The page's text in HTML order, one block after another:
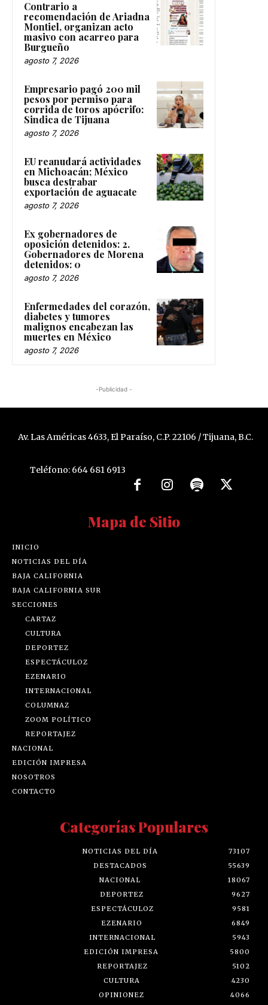
Contrario a
recomendación de Ariadna
Montiel, organizan acto
masivo con acarreo para
Burgueño
agosto 7, 2026
Empresario pagó 200 mil
pesos por permiso para
corrida de toros apócrifo:
Sindica de Tijuana
agosto 7, 2026
EU reanudará actividades
en Michoacán; México
busca destrabar
exportación de aguacate
agosto 7, 2026
Ex gobernadores de
oposición detenidos: 2.
Gobernadores de Morena
detenidos: 0
agosto 7, 2026
Enfermedades del corazón,
diabetes y tumores
malignos encabezan las
muertes en México
agosto 7, 2026
-Publicidad -
Av. Las Américas 4633, El Paraíso, C.P. 22106 / Tijuana, B.C.
Teléfono: 664 681 6913
Mapa de Sitio
INICIO
NOTICIAS DEL DÍA
BAJA CALIFORNIA
BAJA CALIFORNIA SUR
SECCIONES
CARTAZ
CULTURA
DEPORTEZ
ESPECTÁCULOZ
EZENARIO
INTERNACIONAL
COLUMNAZ
ZOOM POLÍTICO
REPORTAJEZ
NACIONAL
EDICIÓN IMPRESA
NOSOTROS
CONTACTO
Categorías Populares
NOTICIAS DEL DÍA
73107
DESTACADOS
55639
NACIONAL
18067
DEPORTEZ
9627
ESPECTÁCULOZ
9581
EZENARIO
6849
INTERNACIONAL
5943
EDICIÓN IMPRESA
5800
REPORTAJEZ
5102
CULTURA
4230
OPINIONEZ
4066